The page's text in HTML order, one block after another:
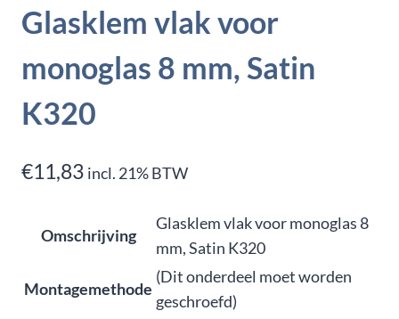
Glasklem vlak voor
monoglas 8 mm, Satin
K320
€11,83 incl. 21% BTW
Omschrijving
Glasklem vlak voor monoglas 8
mm, Satin K320
Montagemethode
(Dit onderdeel moet worden
geschroefd)